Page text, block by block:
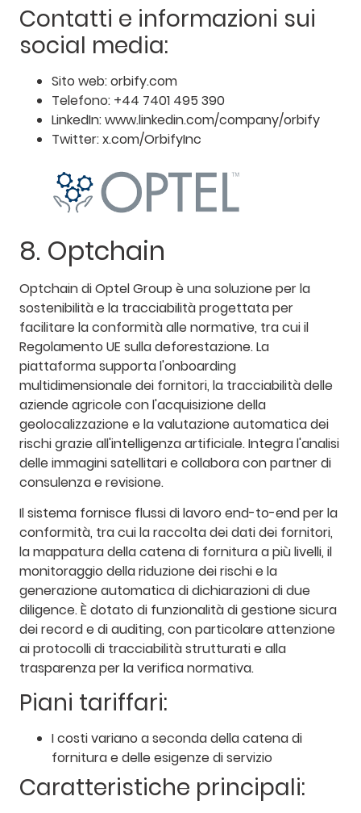
Contatti e informazioni sui
social media:
Sito web: orbify.com
Telefono: +44 7401 495 390
LinkedIn: www.linkedin.com/company/orbify
Twitter: x.com/OrbifyInc
8. Optchain
Optchain di Optel Group è una soluzione per la
sostenibilità e la tracciabilità progettata per
facilitare la conformità alle normative, tra cui il
Regolamento UE sulla deforestazione. La
piattaforma supporta l'onboarding
multidimensionale dei fornitori, la tracciabilità delle
aziende agricole con l'acquisizione della
geolocalizzazione e la valutazione automatica dei
rischi grazie all'intelligenza artificiale. Integra l'analisi
delle immagini satellitari e collabora con partner di
consulenza e revisione.
Il sistema fornisce flussi di lavoro end-to-end per la
conformità, tra cui la raccolta dei dati dei fornitori,
la mappatura della catena di fornitura a più livelli, il
monitoraggio della riduzione dei rischi e la
generazione automatica di dichiarazioni di due
diligence. È dotato di funzionalità di gestione sicura
dei record e di auditing, con particolare attenzione
ai protocolli di tracciabilità strutturati e alla
trasparenza per la verifica normativa.
Piani tariffari:
I costi variano a seconda della catena di
fornitura e delle esigenze di servizio
Caratteristiche principali: